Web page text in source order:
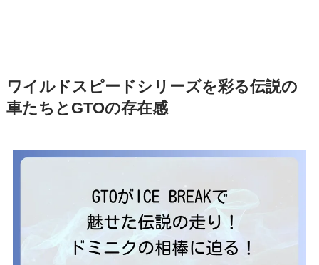
ワイルドスピードシリーズを彩る伝説の
車たちとGTOの存在感